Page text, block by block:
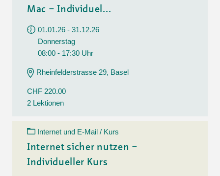
Mac – Individuel...
01.01.26 - 31.12.26
Donnerstag
08:00 - 17:30 Uhr
Rheinfelderstrasse 29, Basel
CHF 220.00
2 Lektionen
Internet und E-Mail / Kurs
Internet sicher nutzen –
Individueller Kurs